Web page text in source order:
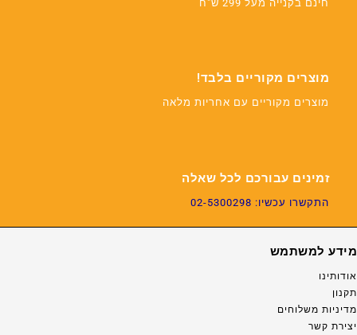
חינם בקנייה מעל 299 ש"ח
מוצרים מקוריים בלבד!
מוצרים מקוריים עם אחריות מלאה
זמינים עבורכם לכל שאלה
התקשרו עכשיו: 02-5300298
מידע למשתמש
אודותינו
תקנון
מדיניות משלוחים
יצירת קשר